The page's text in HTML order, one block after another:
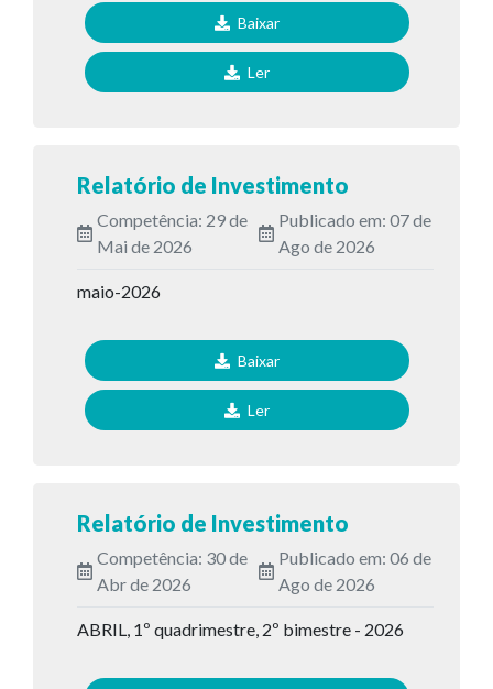
Baixar
Ler
Relatório de Investimento
Competência: 29 de
Mai de 2026
Publicado em: 07 de
Ago de 2026
maio-2026
Baixar
Ler
Relatório de Investimento
Competência: 30 de
Abr de 2026
Publicado em: 06 de
Ago de 2026
ABRIL, 1º quadrimestre, 2º bimestre - 2026